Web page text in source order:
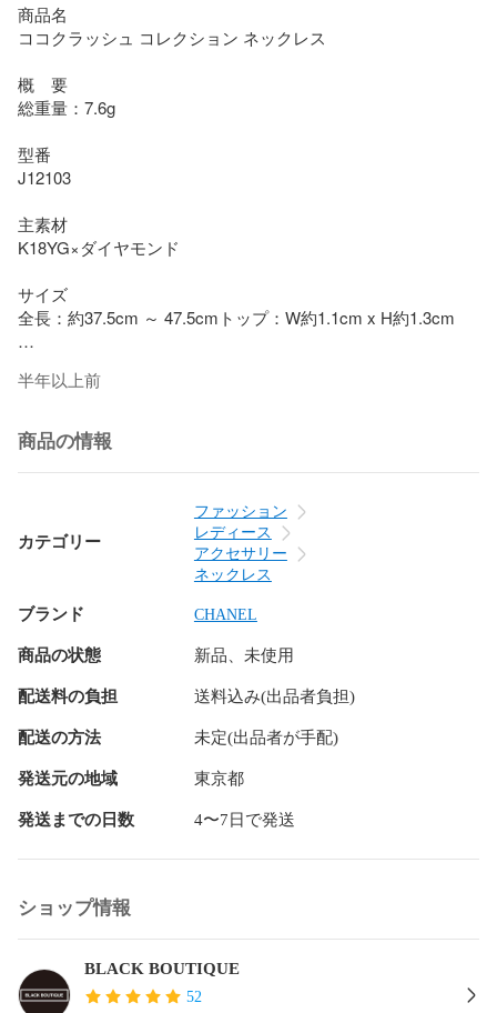
商品名
ココクラッシュ コレクション ネックレス
概　要
総重量：7.6g
型番
J12103
主素材
K18YG×ダイヤモンド
サイズ
全長：約37.5cm ～ 47.5cmトップ：W約1.1cm x H約1.3cm
カラー
付属品
箱(ダメージあり)
ケース
9.5点
補足説明
今回の出品に際し、ジュエリー専門店にて仕上げ致しまし
管理コード
240101776957 7D/Cｲﾃｲ(55) 25feb02
半年以上前
商品の情報
カテゴリー
ファッション
レディース
アクセサリー
ネックレス
ブランド CHANEL
商品の状態 新品、未使用
配送料の負担 送料込み(出品者負担)
配送の方法 未定(出品者が手配)
発送元の地域 東京都
発送までの日数 4〜7日で発送
ショップ情報
BLACK BOUTIQUE
52